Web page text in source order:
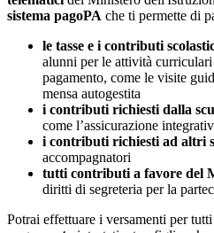
sistema pagoPA che ti permette di
le tasse e i contributi
alunni per le attività
pagamento, come le visite
mensa autogestita
i contributi richiesti dalla
come l’assicurazione
i contributi richiesti ad altri
accompagnatori
tutti contributi a favore del
diritti di segreteria per la
Potrai effettuare i versamenti per